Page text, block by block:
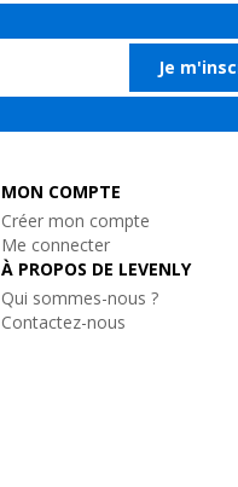
Je
MON COMPTE
Créer mon compte
Me connecter
À PROPOS DE LEVENLY
Qui sommes-nous ?
Contactez-nous